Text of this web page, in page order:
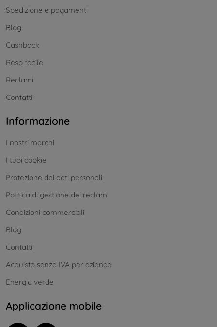
Spedizione e pagamenti
Blog
Cashback
Reso facile
Reclami
Contatti
Informazione
I nostri marchi
I tuoi cookie
Protezione dei dati personali
Politica di gestione dei reclami
Condizioni commerciali
Blog
Contatti
Acquisto senza IVA per aziende
Energia verde
Applicazione mobile